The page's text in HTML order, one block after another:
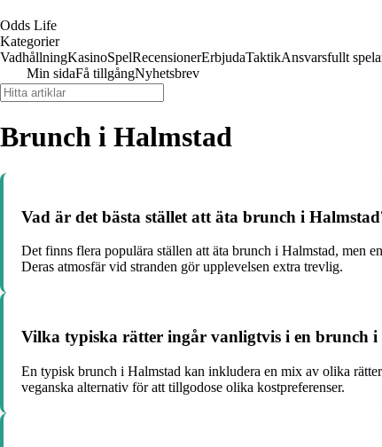
Odds Life
Kategorier
VadhållningKasinoSpelRecensionerErbjudaTaktikAnsvarsfullt
Min sidaFå tillgångNyhetsbrev
Brunch i Halmstad
Vad är det bästa stället att äta brunch i
Det finns flera populära ställen att äta brunch i Halmstad, men
Deras atmosfär vid stranden gör upplevelsen extra trevlig.
Vilka typiska rätter ingår vanligtvis i en brunch i
En typisk brunch i Halmstad kan inkludera en mix av olika
veganska alternativ för att tillgodose olika kostpreferenser.